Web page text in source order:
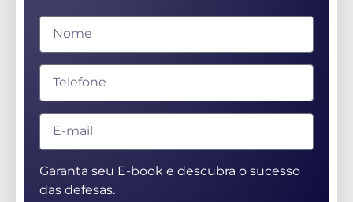
Garanta seu E-book e descubra o sucesso
das defesas.